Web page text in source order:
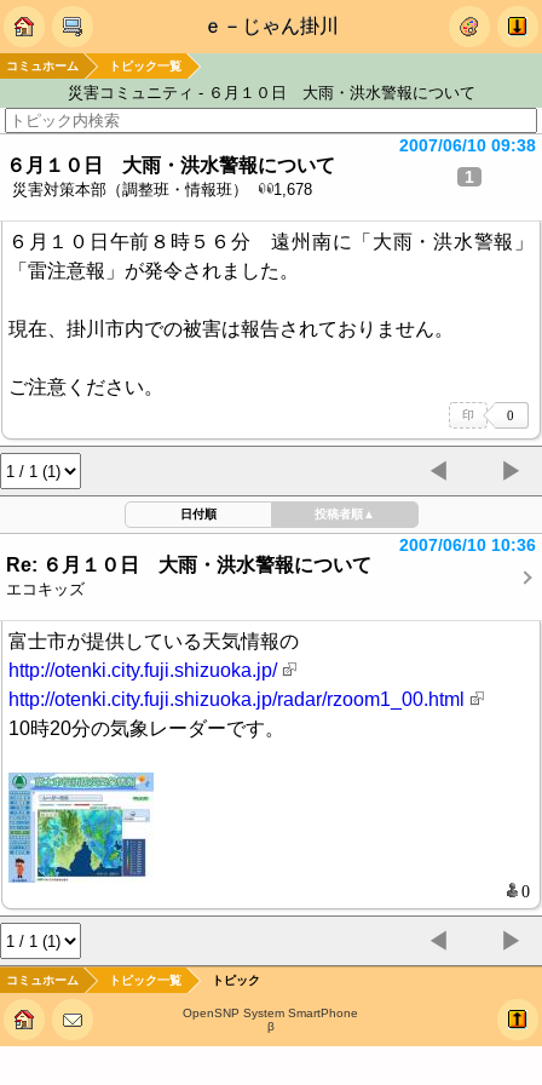
ｅ－じゃん掛川
コミュホーム トピック一覧
災害コミュニティ - ６月１０日 大雨・洪水警報について
６月１０日 大雨・洪水警報について
災害対策本部（調整班・情報班） 1,678
2007/06/10 09:38
1
６月１０日午前８時５６分 遠州南に「大雨・洪水警報」
「雷注意報」が発令されました。
現在、掛川市内での被害は報告されておりません。
ご注意ください。
◀ ▶
日付順 投稿者順▲
Re: ６月１０日 大雨・洪水警報について
エコキッズ
2007/06/10 10:36
富士市が提供している天気情報の
http://otenki.city.fuji.shizuoka.jp/
http://otenki.city.fuji.shizuoka.jp/radar/rzoom1_00.html
10時20分の気象レーダーです。
◀ ▶
コミュホーム トピック一覧 トピック
OpenSNP System SmartPhone
β